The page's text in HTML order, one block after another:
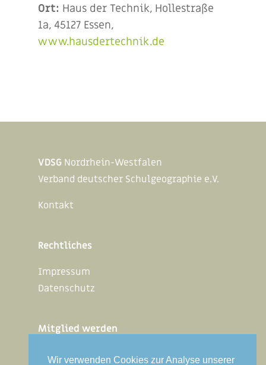
Ort: Haus der Technik, Hollestraße
1a, 45127 Essen,
www.hausdertechnik.de
VDSG Nordrhein-Westfalen
Verband deutscher Schulgeographie e.V.
Kontakt
Rechtliches
Impressum
Datenschutz
Mitglied werden
Interner Bereich
Wir verwenden Cookies zur Analyse unserer